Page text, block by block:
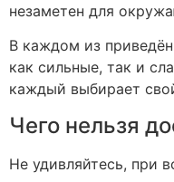
незаметен для
В каждом из
как сильные, так и
каждый выбирает
Чего нельзя
Не удивляйтесь, при